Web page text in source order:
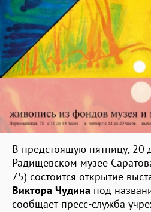
В предстоящую пятницу, 20
Радищевском музее
75) состоится открытие
Виктора Чудина под
сообщает пресс-служба